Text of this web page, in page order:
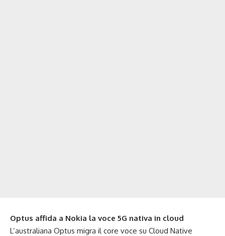
Optus affida a Nokia la voce 5G nativa in cloud
L’australiana Optus migra il core voce su Cloud Native